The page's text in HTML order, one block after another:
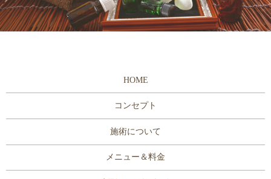
HOME
コンセプト
施術について
メニュー＆料金